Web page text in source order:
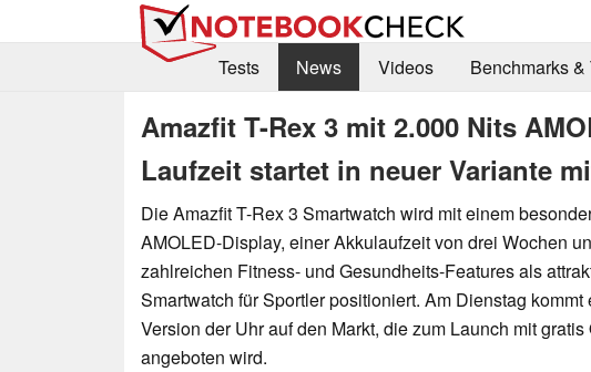
Tests
News Videos Benchmarks &
Amazfit T-Rex 3 mit 2.000 Nits
Laufzeit startet in neuer Variante
Die Amazfit T-Rex 3 Smartwatch wird mit einem
AMOLED-Display, einer Akkulaufzeit von drei Wochen
zahlreichen Fitness- und Gesundheits-Features als
Smartwatch für Sportler positioniert. Am Dienstag kommt
Version der Uhr auf den Markt, die zum Launch mit gratis
angeboten wird.